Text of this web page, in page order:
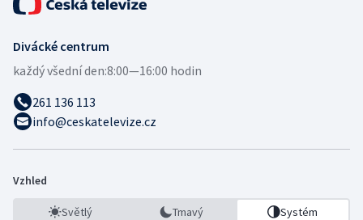
Divácké centrum
každý všední den:8:00—16:00 hodin
261 136 113
info@ceskatelevize.cz
Vzhled
Světlý Tmavý Systém